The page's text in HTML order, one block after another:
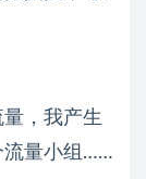
，我产生
流量小组……